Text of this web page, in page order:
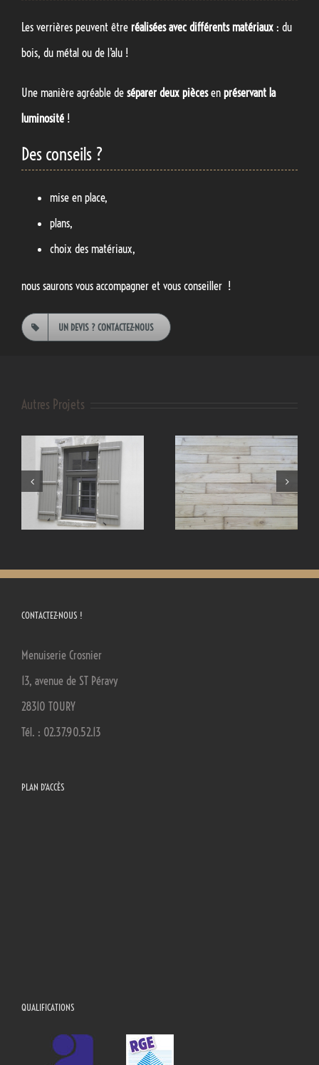
Les verrières peuvent être réalisées avec différents matériaux : du
bois, du métal ou de l’alu !
Une manière agréable de séparer deux piècesen préservant la
luminosité !
Des conseils ?
mise en place,
plans,
choix des matériaux,
nous saurons vous accompagner et vous conseiller !
UN DEVIS ? CONTACTEZ-NOUS
Autres Projets
Les parquets et
Vos extérieurs
CONTACTEZ-NOUS !
Menuiserie Crosnier
13, avenue de ST Péravy
28310 TOURY
Tél. : 02.37.90.52.13
PLAN D’ACCÈS
QUALIFICATIONS